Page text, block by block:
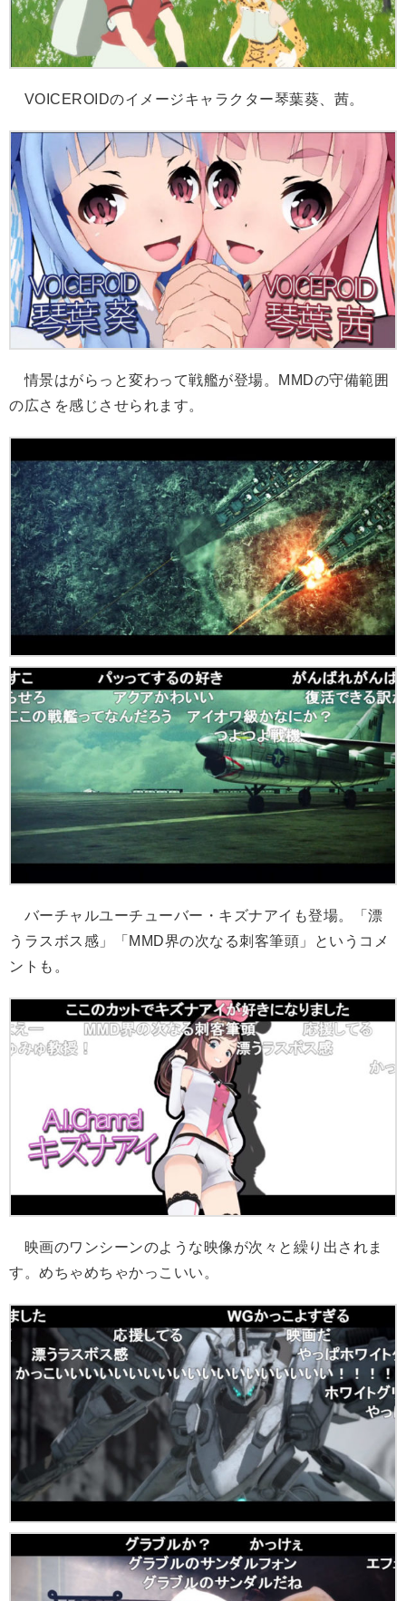
VOICEROIDのイメージキャラクター琴葉葵、茜。
情景はがらっと変わって戦艦が登場。MMDの守備範囲
の広さを感じさせられます。
バーチャルユーチューバー・キズナアイも登場。「漂
うラスボス感」「MMD界の次なる刺客筆頭」というコメ
ントも。
映画のワンシーンのような映像が次々と繰り出されま
す。めちゃめちゃかっこいい。